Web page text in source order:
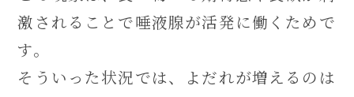
激されることで唾液腺が活発に働くためで
す。
そういった状況では、よだれが増えるのは